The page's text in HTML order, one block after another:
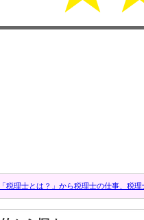
税理士とは？」から税理士の仕事、税